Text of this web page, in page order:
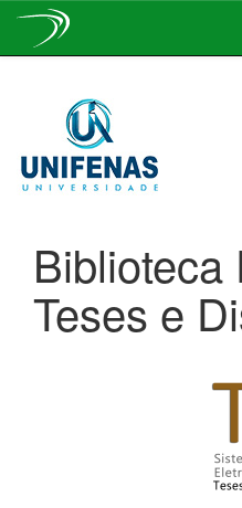
navigation
Biblioteca
Teses e